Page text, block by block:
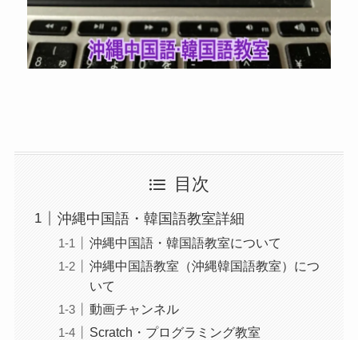
目次
沖縄中国語・韓国語教室詳細
沖縄中国語・韓国語教室について
沖縄中国語教室（沖縄韓国語教室）につ
いて
動画チャンネル
Scratch・プログラミング教室